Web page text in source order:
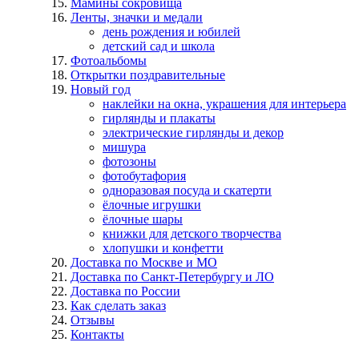
Мамины сокровища
Ленты, значки и медали
день рождения и юбилей
детский сад и школа
Фотоальбомы
Открытки поздравительные
Новый год
наклейки на окна, украшения для интерьера
гирлянды и плакаты
электрические гирлянды и декор
мишура
фотозоны
фотобутафория
одноразовая посуда и скатерти
ёлочные игрушки
ёлочные шары
книжки для детского творчества
хлопушки и конфетти
Доставка по Москве и МО
Доставка по Санкт-Петербургу и ЛО
Доставка по России
Как сделать заказ
Отзывы
Контакты